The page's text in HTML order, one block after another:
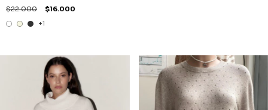
$22.000 $16.000
+1